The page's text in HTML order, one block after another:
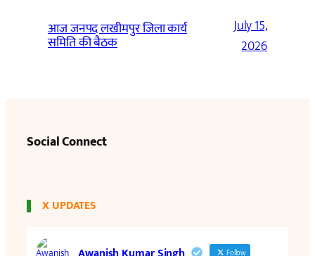
आज जनपद लखीमपुर जिला कार्य
समिति की बैठक
July 15,
2026
Social Connect
X UPDATES